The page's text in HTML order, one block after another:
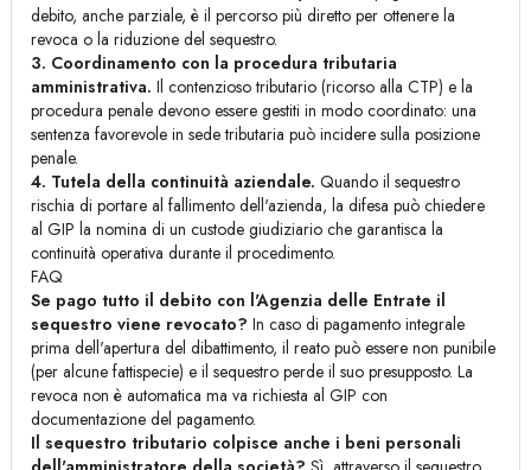
debito, anche parziale, è il percorso più diretto per ottenere la
revoca o la riduzione del sequestro.
3. Coordinamento con la procedura tributaria
amministrativa. Il contenzioso tributario (ricorso alla CTP) e la
procedura penale devono essere gestiti in modo coordinato: una
sentenza favorevole in sede tributaria può incidere sulla posizione
penale.
4. Tutela della continuità aziendale. Quando il sequestro
rischia di portare al fallimento dell'azienda, la difesa può chiedere
al GIP la nomina di un custode giudiziario che garantisca la
continuità operativa durante il procedimento.
FAQ
Se pago tutto il debito con l'Agenzia delle Entrate il
sequestro viene revocato? In caso di pagamento integrale
prima dell'apertura del dibattimento, il reato può essere non punibile
(per alcune fattispecie) e il sequestro perde il suo presupposto. La
revoca non è automatica ma va richiesta al GIP con
documentazione del pagamento.
Il sequestro tributario colpisce anche i beni personali